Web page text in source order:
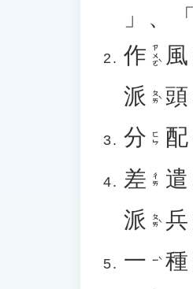
」、「
作 ㄗㄨㄛˋ 風
派 ㄆㄞˋ 頭
分 ㄈㄣ 配
差 ㄔㄞ 遣
派 ㄆㄞˋ 兵
一
ㄧˋ 種